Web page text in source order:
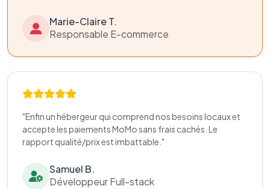
Marie-Claire T.
Responsable E-commerce
"Enfin un hébergeur qui comprend nos besoins locaux et
accepte les paiements MoMo sans frais cachés. Le
rapport qualité/prix est imbattable."
Samuel B.
Développeur Full-stack